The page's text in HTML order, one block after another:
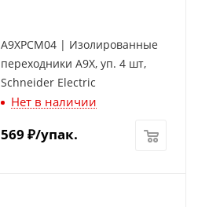
A9XPCM04 | Изолированные
переходники A9X, уп. 4 шт,
Schneider Electric
Нет в наличии
569 ₽/упак.